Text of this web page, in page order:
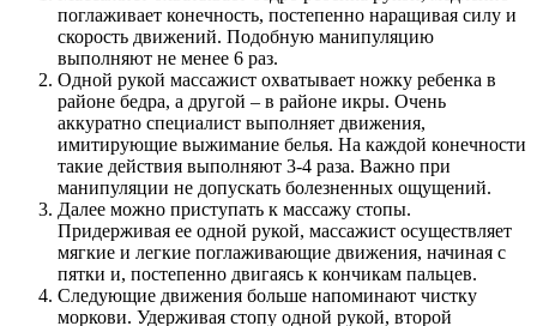
поглаживает конечность, постепенно наращивая силу и
скорость движений. Подобную манипуляцию
выполняют не менее 6 раз.
Одной рукой массажист охватывает ножку ребенка в
районе бедра, а другой – в районе икры. Очень
аккуратно специалист выполняет движения,
имитирующие выжимание белья. На каждой конечности
такие действия выполняют 3-4 раза. Важно при
манипуляции не допускать болезненных ощущений.
Далее можно приступать к массажу стопы.
Придерживая ее одной рукой, массажист осуществляет
мягкие и легкие поглаживающие движения, начиная с
пятки и, постепенно двигаясь к кончикам пальцев.
Следующие движения больше напоминают чистку
моркови. Удерживая стопу одной рукой, второй